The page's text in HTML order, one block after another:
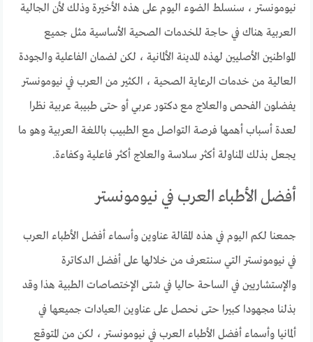
نيومونستر ، سنسلط الضوء اليوم على هذه الأخيرة وذلك لأن الجالية
العربية هناك في حاجة للخدمات الصحية الأساسية مثل جميع
المواطنين الأصليين لهذه المدينة الألمانية ، لكن لضمان الفاعلية والجودة
العالية من خدمات الرعاية الصحية ، الكثير من العرب في نيومونستر
يفضلون الفحص والعلاج مع دكتور عربي أو حتى طبيبة عربية نظرا
لعدة أسباب أهمها فرصة التواصل مع الطبيب باللغة العربية وهو ما
يجعل بذلك المناولة أكثر سلاسة والعلاج أكثر فاعلية وكفاءة.
أفضل الأطباء العرب في نيومونستر
جمعنا لكم اليوم في هذه المقالة عناوين وأسماء أفضل الأطباء العرب
في نيومونستر التي سنتعرف من خلالها على أفضل الدكاترة
والإستشاريين في الساحة حاليا في شتى الإختصاصات الطبية هذا وقد
بذلنا مجهودا كبيرا حتى نحصل على عناوين العيادات جميعها في
ألمانيا وأسماء أفضل الأطباء العرب في نيومونستر ، لكن من المتوقع